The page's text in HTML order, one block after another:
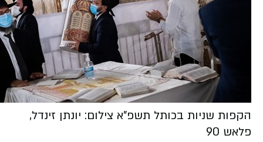
הקפות שניות בכותל תשפ"א צילום: יונתן זינדל,
פלאש 90